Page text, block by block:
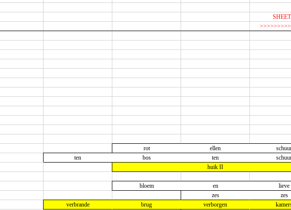
rot ellen
ten
bos ten
huik II
bloem en
lieve
zes
zes
verbrande brug verborgen